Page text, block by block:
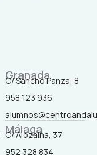
Granada
C/ Sancho Panza, 8
958 123 936
Málaga
C/ Alozaina, 37
952 328 834